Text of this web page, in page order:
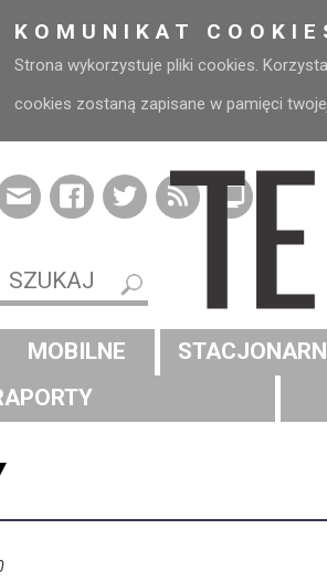
KOMUNIKAT
Strona wykorzystuje pliki cookies.
cookies zostaną zapisane w pamięci
MOBILNE